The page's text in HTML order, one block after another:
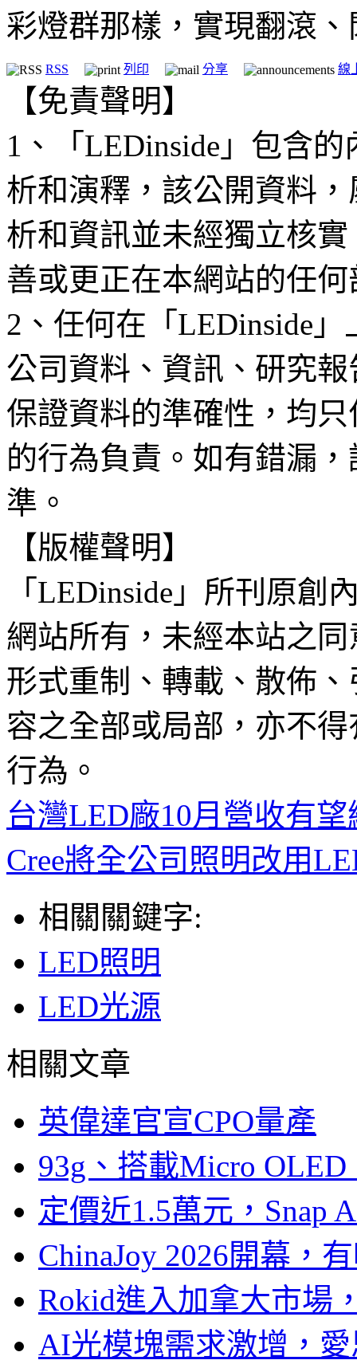
彩燈群那樣，實現翻滾
RSS 列印 分享 線
【免責聲明】
1、「LEDinside」包含
析和演釋，該公開資料
析和資訊並未經獨立核
善或更正在本網站的任
2、任何在「LEDinside
公司資料、資訊、研究
保證資料的準確性，均
的行為負責。如有錯漏
準。
【版權聲明】
「LEDinside」所刊原創
網站所有，未經本站之
形式重制、轉載、散佈
容之全部或局部，亦不
行為。
台灣LED廠10月營收有
Cree將全公司照明改用
相關關鍵字:
LED照明
LED光源
相關文章
英偉達官宣CPO量產
93g、搭載Micro
定價近1.5萬元，Snap
ChinaJoy 2026開幕，
Rokid進入加拿大市場
AI光模塊需求激增，